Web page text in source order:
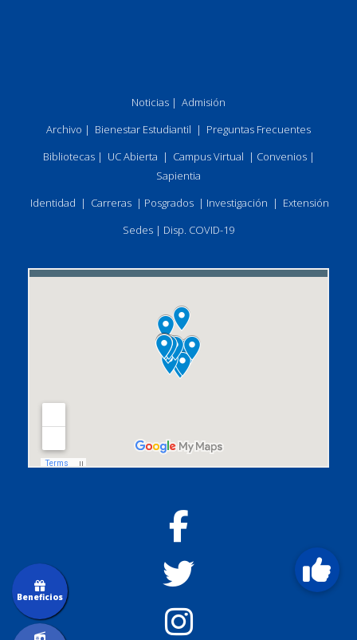
Noticias | Admisión
Archivo | Bienestar Estudiantil | Preguntas Frecuentes
Bibliotecas| UC Abierta | Campus Virtual | Convenios|
Sapientia
Identidad | Carreras | Posgrados | Investigación | Extensión
Sedes | Disp. COVID-19
Beneficios